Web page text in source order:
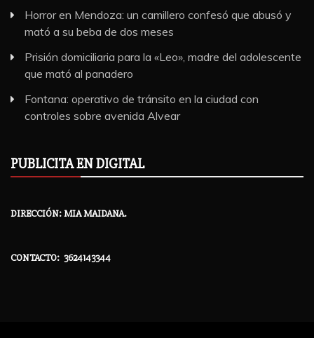
Horror en Mendoza: un camillero confesó que abusó y
mató a su beba de dos meses
Prisión domiciliaria para la «Leo», madre del adolescente
que mató al panadero
Fontana: operativo de tránsito en la ciudad con
controles sobre avenida Alvear
PUBLICITA EN DIGITAL
DIRECCIÓN: MIA MAIDANA.
CONTACTO: 3624143344